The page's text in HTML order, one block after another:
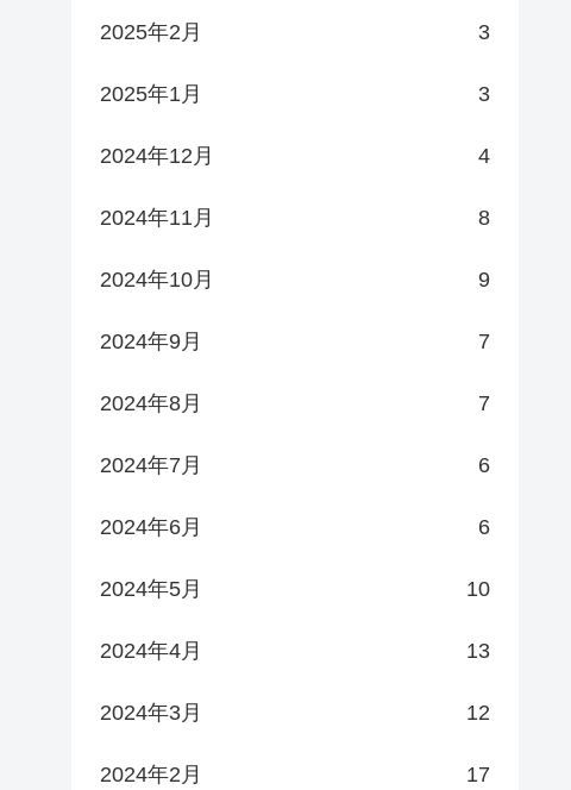
2025年2月 3
2025年1月 3
2024年12月 4
2024年11月 8
2024年10月 9
2024年9月 7
2024年8月 7
2024年7月 6
2024年6月 6
2024年5月 10
2024年4月 13
2024年3月 12
2024年2月 17